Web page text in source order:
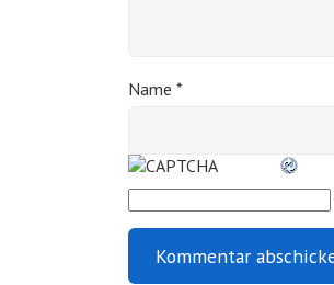
Name *